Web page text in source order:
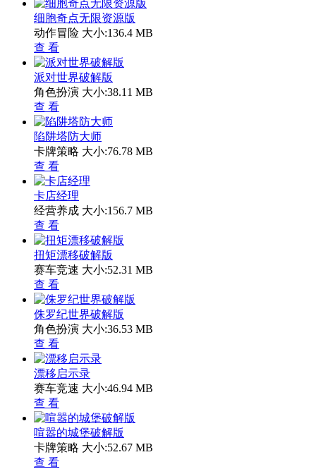
细胞奇点无限资源版
动作冒险 大小:136.4 MB
查 看
派对世界破解版
角色扮演 大小:38.11 MB
查 看
陷阱塔防大师
卡牌策略 大小:76.78 MB
查 看
卡店经理
经营养成 大小:156.7 MB
查 看
扭矩漂移破解版
赛车竞速 大小:52.31 MB
查 看
侏罗纪世界破解版
角色扮演 大小:36.53 MB
查 看
漂移启示录
赛车竞速 大小:46.94 MB
查 看
喧嚣的城堡破解版
卡牌策略 大小:52.67 MB
查 看